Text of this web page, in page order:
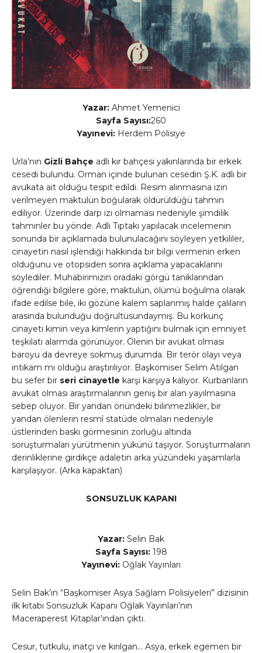
Yazar:Ahmet Yemenici
Sayfa Sayısı:260
Yayınevi: Herdem Polisiye
Urla’nın Gizli Bahçe adlı kır bahçesi yakınlarında bir erkek
cesedi bulundu. Orman içinde bulunan cesedin Ş.K. adlı bir
avukata ait olduğu tespit edildi. Resim alınmasına izin
verilmeyen maktulün boğularak öldürüldüğü tahmin
ediliyor. Üzerinde darp izi olmaması nedeniyle şimdilik
tahminler bu yönde. Adli Tıptaki yapılacak incelemenin
sonunda bir açıklamada bulunulacağını söyleyen yetkililer,
cinayetin nasıl işlendiği hakkında bir bilgi vermenin erken
olduğunu ve otopsiden sonra açıklama yapacaklarını
söylediler. Muhabirimizin oradaki görgü tanıklarından
öğrendiği bilgilere göre, maktulün, ölümü boğulma olarak
ifade edilse bile, iki gözüne kalem saplanmış halde çalıların
arasında bulunduğu doğrultusundaymış. Bu korkunç
cinayeti kimin veya kimlerin yaptığını bulmak için emniyet
teşkilatı alarmda görünüyor. Ölenin bir avukat olması
baroyu da devreye sokmuş durumda. Bir terör olayı veya
intikam mı olduğu araştırılıyor. Başkomiser Selim Atılgan
bu sefer bir seri cinayetle karşı karşıya kalıyor. Kurbanların
avukat olması araştırmalarının geniş bir alan yayılmasına
sebep oluyor. Bir yandan önündeki bilinmezlikler, bir
yandan ölenlerin resmî statüde olmaları nedeniyle
üstlerinden baskı görmesinin zorluğu altında
soruşturmaları yürütmenin yükünü taşıyor. Soruşturmaların
derinliklerine girdikçe adaletin arka yüzündeki yaşamlarla
karşılaşıyor. (Arka kapaktan)
SONSUZLUK KAPANI
Yazar: Selin Bak
Sayfa Sayısı:198
Yayınevi: Oğlak Yayınları
Selin Bak’ın “Başkomiser Asya Sağlam Polisiyeleri” dizisinin
ilk kitabı Sonsuzluk Kapanı Oğlak Yayınları’nın
Maceraperest Kitaplar’ından çıktı.
Cesur, tutkulu, inatçı ve kırılgan… Asya, erkek egemen bir